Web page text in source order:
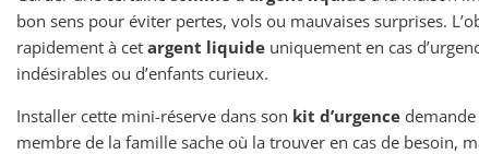
bon sens pour éviter pertes, vols ou mauvaises surprises.
rapidement à cet argent liquide uniquement en cas
indésirables ou d’enfants curieux.
Installer cette mini-réserve dans son kit d’urgence
membre de la famille sache où la trouver en cas de besoin,